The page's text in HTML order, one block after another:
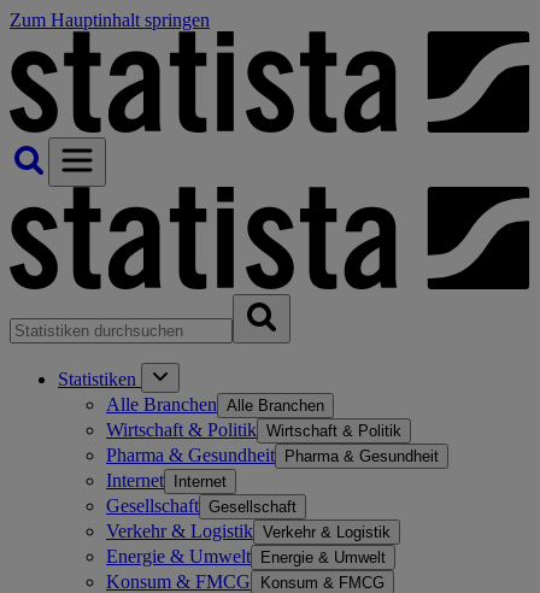
Zum Hauptinhalt springen
Statistiken
Alle Branchen Alle Branchen
Wirtschaft & Politik Wirtschaft & Politik
Pharma & Gesundheit Pharma & Gesundheit
Internet Internet
Gesellschaft Gesellschaft
Verkehr & Logistik Verkehr & Logistik
Energie & Umwelt Energie & Umwelt
Konsum & FMCG Konsum & FMCG